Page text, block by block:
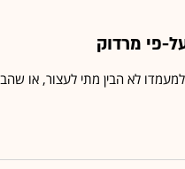
פי מרדוק
לא הבין מתי לעצור, או